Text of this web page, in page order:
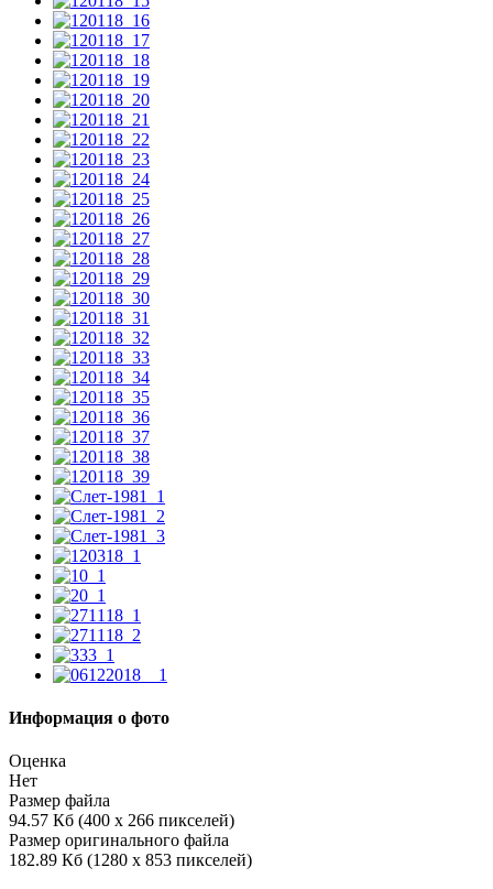
Информация о фото
Оценка
Нет
Размер файла
94.57 Кб (400 x 266 пикселей)
Размер оригинального файла
182.89 Кб (1280 x 853 пикселей)